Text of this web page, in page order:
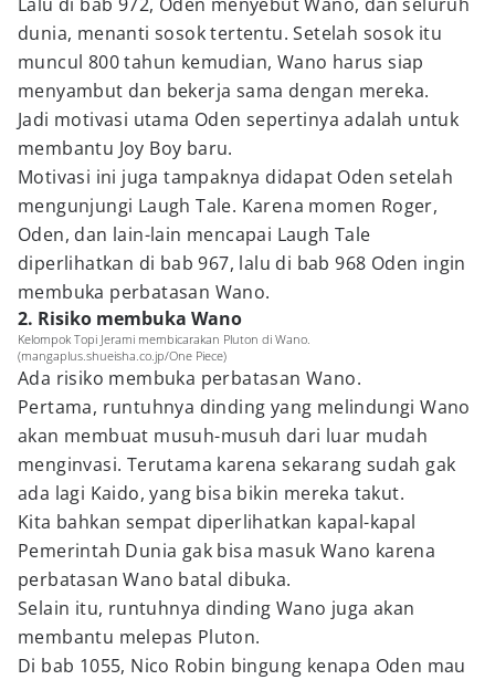
dunia, menanti sosok tertentu. Setelah sosok itu
muncul 800 tahun kemudian, Wano harus siap
menyambut dan bekerja sama dengan mereka.
Jadi motivasi utama Oden sepertinya adalah untuk
membantu Joy Boy baru.
Motivasi ini juga tampaknya didapat Oden setelah
mengunjungi Laugh Tale. Karena momen Roger,
Oden, dan lain-lain mencapai Laugh Tale
diperlihatkan di bab 967, lalu di bab 968 Oden ingin
membuka perbatasan Wano.
2. Risiko membuka Wano
Kelompok Topi Jerami membicarakan Pluton di Wano.
(mangaplus.shueisha.co.jp/One Piece)
Ada risiko membuka perbatasan Wano.
Pertama, runtuhnya dinding yang melindungi Wano
akan membuat musuh-musuh dari luar mudah
menginvasi. Terutama karena sekarang sudah gak
ada lagi Kaido, yang bisa bikin mereka takut.
Kita bahkan sempat diperlihatkan kapal-kapal
Pemerintah Dunia gak bisa masuk Wano karena
perbatasan Wano batal dibuka.
Selain itu, runtuhnya dinding Wano juga akan
membantu melepas Pluton.
Di bab 1055, Nico Robin bingung kenapa Oden mau